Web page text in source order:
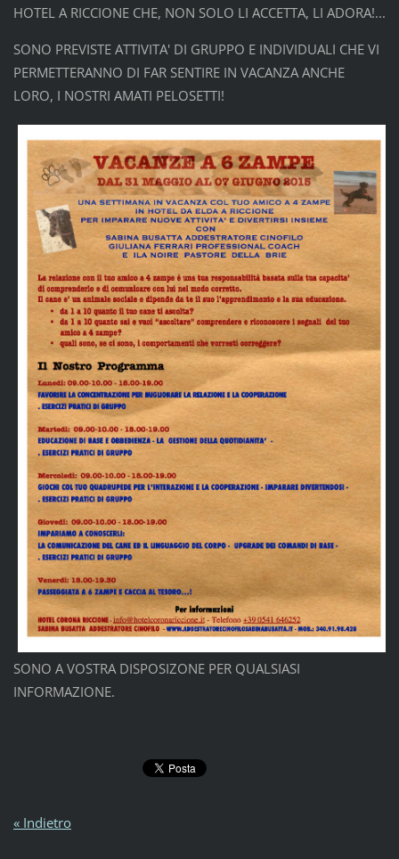
HOTEL A RICCIONE CHE, NON SOLO LI ACCETTA, LI ADORA!...
SONO PREVISTE ATTIVITA' DI GRUPPO E INDIVIDUALI CHE VI
PERMETTERANNO DI FAR SENTIRE IN VACANZA ANCHE
LORO, I NOSTRI AMATI PELOSETTI!
SONO A VOSTRA DISPOSIZONE PER QUALSIASI
INFORMAZIONE.
« Indietro